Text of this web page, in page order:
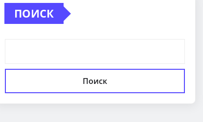
ПОИСК
Поиск